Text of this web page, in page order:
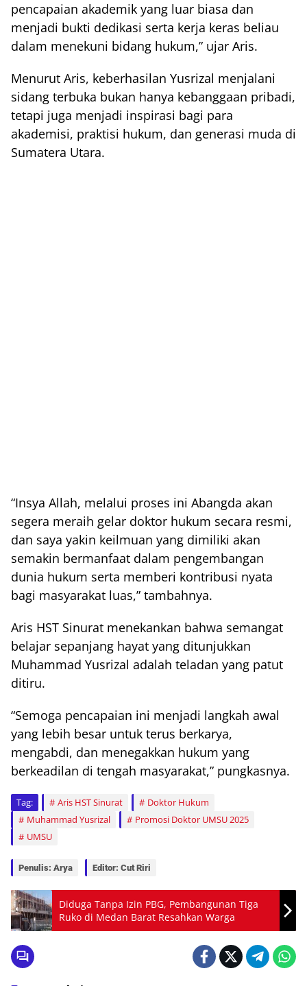
pencapaian akademik yang luar biasa dan
menjadi bukti dedikasi serta kerja keras beliau
dalam menekuni bidang hukum,” ujar Aris.
Menurut Aris, keberhasilan Yusrizal menjalani
sidang terbuka bukan hanya kebanggaan pribadi,
tetapi juga menjadi inspirasi bagi para
akademisi, praktisi hukum, dan generasi muda di
Sumatera Utara.
“Insya Allah, melalui proses ini Abangda akan
segera meraih gelar doktor hukum secara resmi,
dan saya yakin keilmuan yang dimiliki akan
semakin bermanfaat dalam pengembangan
dunia hukum serta memberi kontribusi nyata
bagi masyarakat luas,” tambahnya.
Aris HST Sinurat menekankan bahwa semangat
belajar sepanjang hayat yang ditunjukkan
Muhammad Yusrizal adalah teladan yang patut
ditiru.
“Semoga pencapaian ini menjadi langkah awal
yang lebih besar untuk terus berkarya,
mengabdi, dan menegakkan hukum yang
berkeadilan di tengah masyarakat,” pungkasnya.
Tag: Aris HST Sinurat
Doktor Hukum
Muhammad Yusrizal
Promosi Doktor UMSU 2025
UMSU
Penulis: Arya Editor: Cut Riri
Diduga Tanpa Izin PBG, Pembangunan Tiga
Ruko di Medan Barat Resahkan Warga